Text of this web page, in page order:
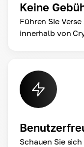
Keine
Führen Sie
innerhalb von
Schauen Sie